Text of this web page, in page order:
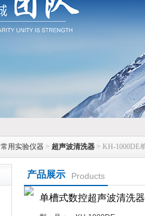
常用实验仪器 > 超声波清洗器 > KH-1000DE
产品展示 Products
单槽式数控超声波清洗器